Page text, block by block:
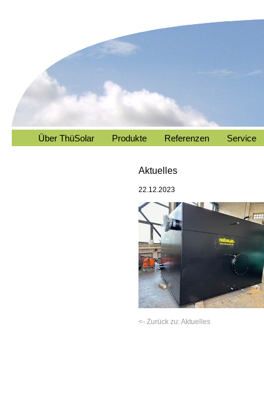
Aktuelles
22.12.2023
<- Zurück zu: Aktuelles
Über ThüSolar Produkte Referenzen Service